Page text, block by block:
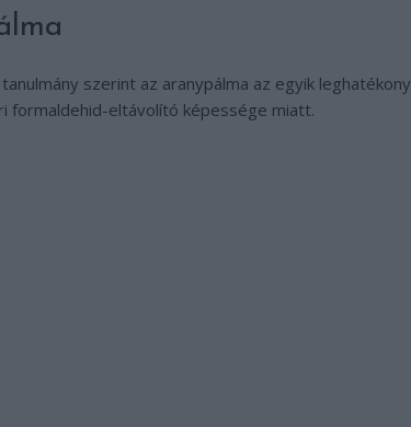
tanulmány szerint az aranypálma az egyik
formaldehid-eltávolító képessége miatt.